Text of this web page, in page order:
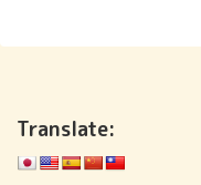
Translate: